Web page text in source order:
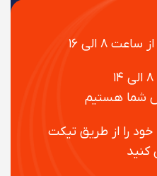
الی ۱۶
هستیم
را از طریق تیکت